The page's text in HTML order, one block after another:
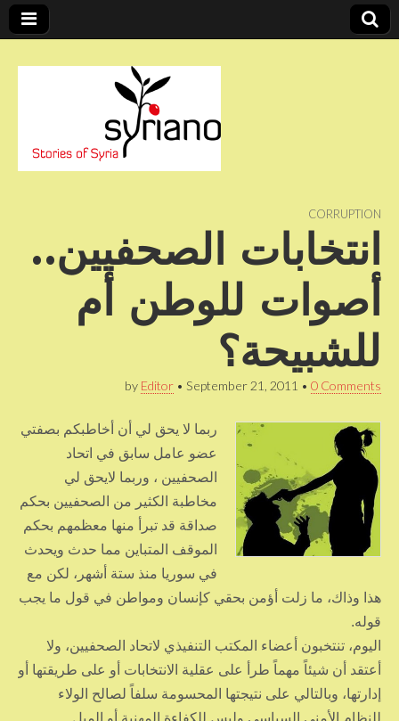
syriano CORRUPTION
انتخابات الصحفيين..
أصوات للوطن أم
للشبيحة؟
by Editor • September 21, 2011 • 0 Comments
ربما لا يحق لي أن أخاطبكم بصفتي
عضو عامل سابق في اتحاد
الصحفيين ، وربما لايحق لي
مخاطبة الكثير من الصحفيين بحكم
صداقة قد تبرأ منها معظمهم بحكم
الموقف المتباين مما حدث ويحدث
في سوريا منذ ستة أشهر، لكن مع
هذا وذاك، ما زلت أؤمن بحقي كإنسان ومواطن في قول ما يجب
قوله.
اليوم، تنتخبون أعضاء المكتب التنفيذي لاتحاد الصحفيين، ولا
أعتقد أن شيئاً مهماً طرأ على عقلية الانتخابات أو على طريقتها أو
إدارتها، وبالتالي على نتيجتها المحسومة سلفاً لصالح الولاء
للنظام الأمني السياسي وليس للكفاءة المهنية أو الميل